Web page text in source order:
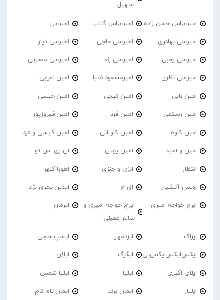
سهیل
امیرعباس حسن زاده امیرعباس گلاب امیرعلی
امیرعلی بهادری امیرعلی حاجی امیرعلی دیار
امیرعلی رجبی امیرعلی زند امیرعلی مصیبی
امیرعلی نظری امیرمسعود ضیا امین اعرابی
امین بانی امین تیجی امین حبیبی
امین رستمی امین فرد امین فیروزپور
امین کاوه امین کاویانی امین کیسی و فرد
امین و امید امین یزدان ان زی اس تو
انتظار انزی و جنزی اهورا کلهر
اویس آتشین ای ج ایدین بحری نژاد
ایرج خواجه امیری
ایرج خواجه امیری و
سالار عقیلی
ایرمان
ایزاک ایزدمهر ایسپ حاجی
ایکس‌ایکس‌ایکس‌پی ایگرگ ایلان
ایلای اکبری ایلیا ایلیا شمس
ایلیار ایمان برند ایمان تام تام